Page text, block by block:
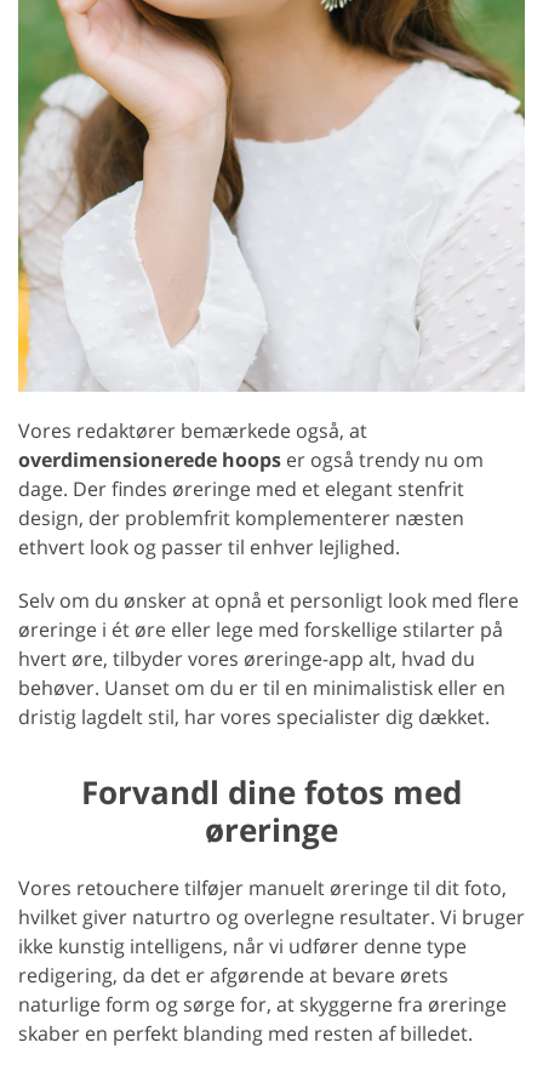
Vores redaktører bemærkede også, at
overdimensionerede hoops er også trendy nu om
dage. Der findes øreringe med et elegant stenfrit
design, der problemfrit komplementerer næsten
ethvert look og passer til enhver lejlighed.
Selv om du ønsker at opnå et personligt look med flere
øreringe i ét øre eller lege med forskellige stilarter på
hvert øre, tilbyder vores øreringe-app alt, hvad du
behøver. Uanset om du er til en minimalistisk eller en
dristig lagdelt stil, har vores specialister dig dækket.
Forvandl dine fotos med
øreringe
Vores retouchere tilføjer manuelt øreringe til dit foto,
hvilket giver naturtro og overlegne resultater. Vi bruger
ikke kunstig intelligens, når vi udfører denne type
redigering, da det er afgørende at bevare ørets
naturlige form og sørge for, at skyggerne fra øreringe
skaber en perfekt blanding med resten af billedet.